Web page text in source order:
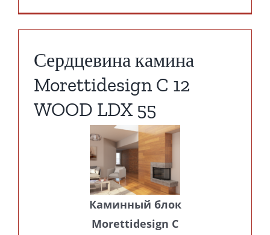
Сердцевина камина
Morettidesign C 12
WOOD LDX 55
Каминный блок
Morettidesign C